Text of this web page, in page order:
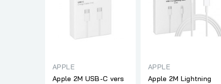
APPLE
Apple 2M USB-C vers
APPLE
Apple 2M Lightning